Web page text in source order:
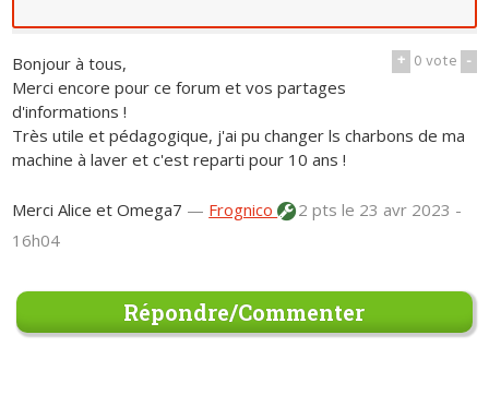
+ 0vote -
Bonjour à tous,
Merci encore pour ce forum et vos partages
d'informations !
Très utile et pédagogique, j'ai pu changer ls charbons de ma
machine à laver et c'est reparti pour 10 ans !
Merci Alice et Omega7 — Frognico 2 ptsle 23 avr 2023 -
16h04
Répondre/Commenter